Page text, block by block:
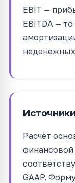
EBIT —
EBITDA —
неденежных
Расчёт
GAAP.